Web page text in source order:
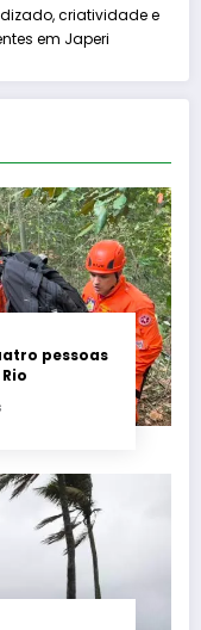
criatividade e
em Japeri
pessoas